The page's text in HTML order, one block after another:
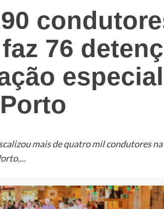
76
mais de quatro mil condutores